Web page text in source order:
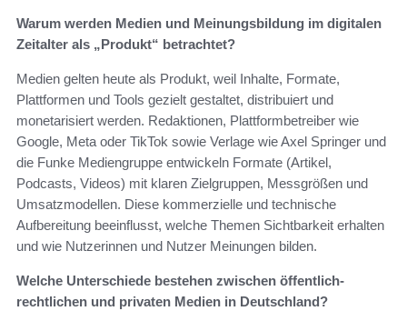
Warum werden Medien und Meinungsbildung im digitalen
Zeitalter als „Produkt“ betrachtet?
Medien gelten heute als Produkt, weil Inhalte, Formate,
Plattformen und Tools gezielt gestaltet, distribuiert und
monetarisiert werden. Redaktionen, Plattformbetreiber wie
Google, Meta oder TikTok sowie Verlage wie Axel Springer und
die Funke Mediengruppe entwickeln Formate (Artikel,
Podcasts, Videos) mit klaren Zielgruppen, Messgrößen und
Umsatzmodellen. Diese kommerzielle und technische
Aufbereitung beeinflusst, welche Themen Sichtbarkeit erhalten
und wie Nutzerinnen und Nutzer Meinungen bilden.
Welche Unterschiede bestehen zwischen öffentlich-
rechtlichen und privaten Medien in Deutschland?